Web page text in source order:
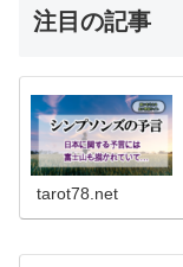
注目の記事
tarot78.net